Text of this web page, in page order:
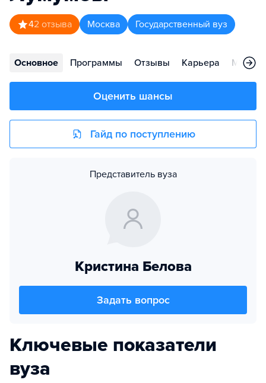
42 отзыва Москва Государственный вуз
Основное Программы Отзывы Карьера
Оценить шансы
Гайд по поступлению
Представитель вуза
Кристина Белова
Задать вопрос
Ключевые показатели
вуза